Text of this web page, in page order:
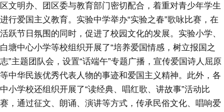
区文明办、团区委与教育部门密切配合，着重对青少年学生
进行爱国主义教育。实验中学举办“实验之春”歌咏比赛，在
活跃节日氛围的同时，促进了校园文化的发展。实验小学、
白塘中心小学等校组织开展了“培养爱国情感，树立报国之
志”主题团队会，设置“话端午”专题广播，宣传爱国诗人屈原
等中华民族优秀代表人物的事迹和爱国主义精神。此外，各
中小学校还组织开展了“读经典、唱红歌、讲故事”活动比
赛，通过征文、朗诵、演讲等方式，传承民俗文化、唱响爱